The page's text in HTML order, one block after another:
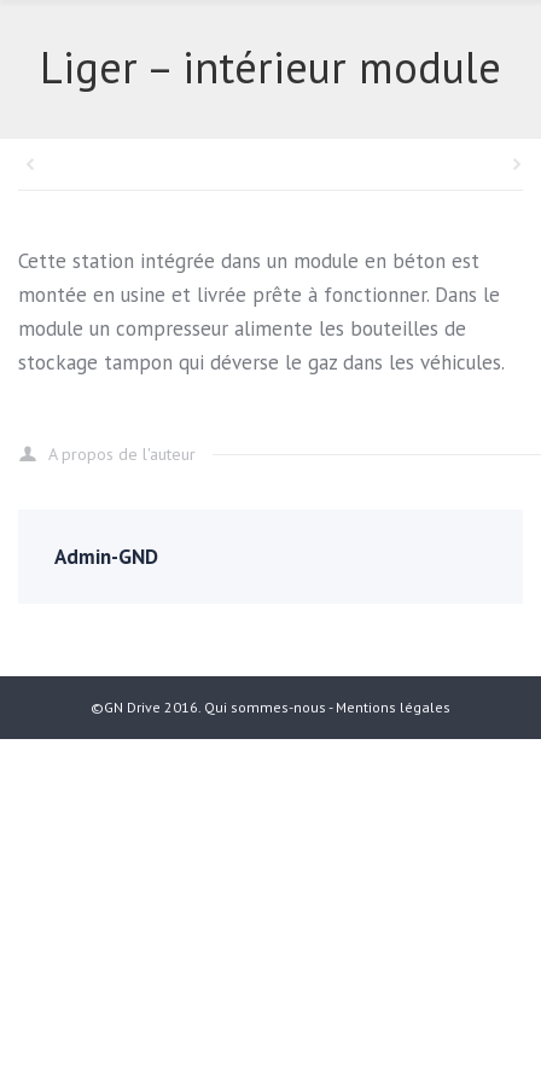
Liger – intérieur module
Cette station intégrée dans un module en béton est
montée en usine et livrée prête à fonctionner. Dans le
module un compresseur alimente les bouteilles de
stockage tampon qui déverse le gaz dans les véhicules.
A propos de l'auteur
Admin-GND
©GN Drive 2016. Qui sommes-nous - Mentions légales